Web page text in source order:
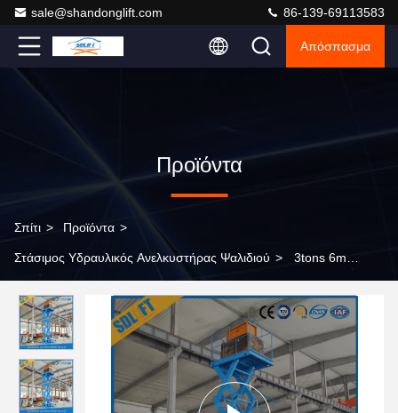
sale@shandonglift.com 86-139-69113583
Απόσπασμα
Προϊόντα
Σπίτι > Προϊόντα >
Στάσιμος Υδραυλικός Ανελκυστήρας Ψαλιδιού > 3tons 6m
ψαλιδιού αποθηκών εμπορευμάτων στάσιμη υδραυλική